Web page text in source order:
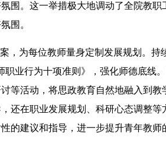
围。这一举措极大地调动了全院教职
围。
为每位教师量身定制发展规划。持
业行为十项准则》，强化师德底线。
等活动，将思政教育自然地融入到教
还在职业发展规划、科研心态调整等
的建议和指导，进一步提升青年教师